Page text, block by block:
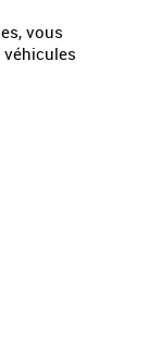
vous